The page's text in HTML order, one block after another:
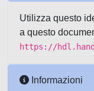
Utilizza questo
a questo
https://
Informazioni